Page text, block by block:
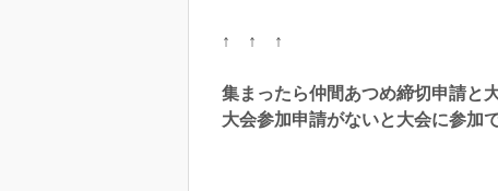
↑ ↑ ↑
集まったら仲間あつめ締切申請と
大会参加申請がないと大会に参加